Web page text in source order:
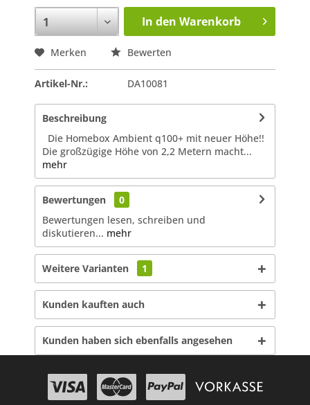
In den Warenkorb
Merken Bewerten
Artikel-Nr.: DA10081
Beschreibung
Die Homebox Ambient q100+ mit neuer Höhe!!
Die großzügige Höhe von 2,2 Metern macht...
mehr
Bewertungen
0
Bewertungen lesen, schreiben und
diskutieren... mehr
Weitere Varianten 1
Kunden kauften auch
Kunden haben sich ebenfalls angesehen